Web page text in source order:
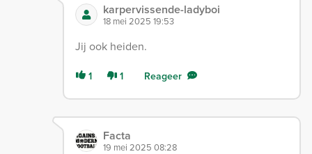
karpervissende-ladyboi
18 mei 2025 19:53
Jij ook heiden.
1 1 Reageer
Facta
19 mei 2025 08:28